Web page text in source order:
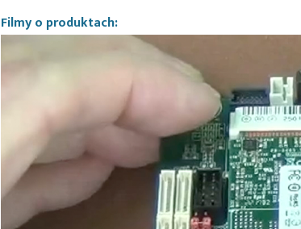
Filmy o produktach: